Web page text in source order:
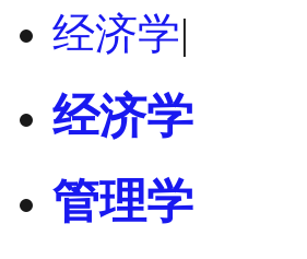
经济学|
经济学
管理学